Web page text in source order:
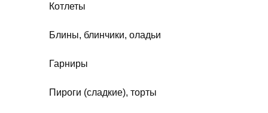
Котлеты
Блины, блинчики, оладьи
Гарниры
Пироги (сладкие), торты